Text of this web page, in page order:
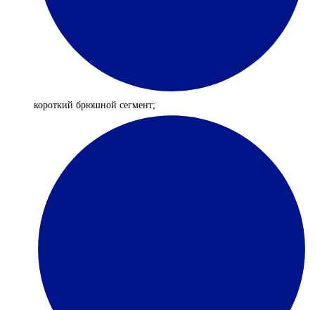
короткий брюшной сегмент;